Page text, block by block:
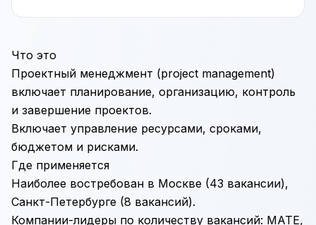
Что это
Проектный менеджмент (project management)
включает планирование, организацию, контроль
и завершение проектов.
Включает управление ресурсами, сроками,
бюджетом и рисками.
Где применяется
Наиболее востребован в Москве (43 вакансии),
Санкт-Петербурге (8 вакансий).
Компании-лидеры по количеству вакансий: MATE,